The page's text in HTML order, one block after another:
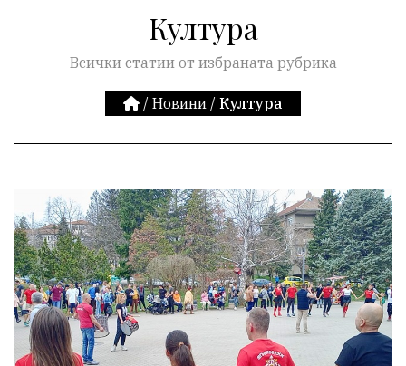
Култура
Всички статии от избраната рубрика
/ Новини / Култура